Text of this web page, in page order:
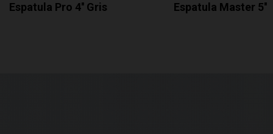
Espatula Pro 4'' Gris Espatula Master 5''